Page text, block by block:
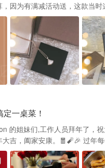
因为有满减活动送，这款当时
18K玫瑰金材质，镶嵌珍珠母
Necklace | SaksFifthAvenue 这
珠宝首饰的DIVAS' DREAM系列之
恒之城的迷人气息中汲取灵感
女性致敬。 极具女性气质、精
华美和扇形马赛克的迷人曲
一桌菜！
的姐妹们,工作人员拜年了，
安康。🧧🧨🎉 过年每年我们家都是
婆婆做，今年了我就在酒楼
年大吉。这个盆菜有三层： 第一层有鲍